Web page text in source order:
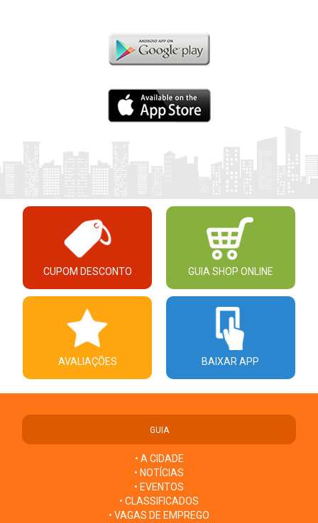
CUPOM DESCONTO GUIA SHOP ONLINE
AVALIAÇÕES BAIXAR APP
GUIA
• A CIDADE
• NOTÍCIAS
• EVENTOS
• CLASSIFICADOS
• VAGAS DE EMPREGO